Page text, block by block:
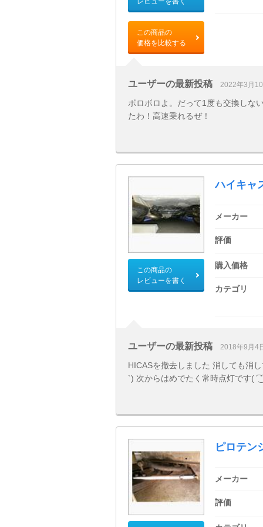
この商品の
価格を比較する
ユーザーの最新投稿 2022年3月
ボロボロよ。だって1度も交換しな
たわ！高速乗れるぜ！
この商品の
レビューを書く
ハイキャ
メーカー
評価
購入価格
カテゴリ
ユーザーの最新投稿 2018年9月4
HICASを撤去しました 消しても消
`) 次からはめでたく常時点灯です(
ピロテン
メーカー
評価